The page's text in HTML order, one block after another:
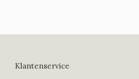
Klantenservice